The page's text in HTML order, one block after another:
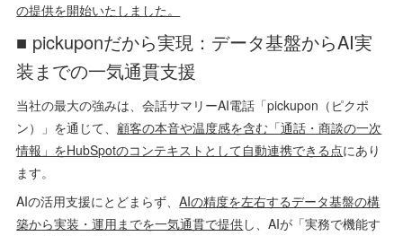
の提供を開始いたしました。
■ pickuponだから実現：データ基盤からAI実
装までの一気通貫支援
当社の最大の強みは、会話サマリーAI電話「pickupon（ピクポ
ン）」を通じて、 顧客の本音や温度感を含む「通話・商談の一次
情報」をHubSpotのコンテキストとして自動連携できる点にあり
ます。
AIの活用支援にとどまらず、AIの精度を左右するデータ基盤の構
築から実装・運用までを一気通貫で提供し、AIが「実務で機能す